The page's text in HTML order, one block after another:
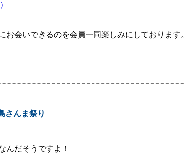
お会いできるのを会員一同楽しみにしております。
さんま祭り
んだそうですよ！